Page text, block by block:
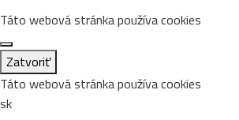
Táto webová stránka používa cookies
Zatvoriť
Táto webová stránka používa cookies
sk